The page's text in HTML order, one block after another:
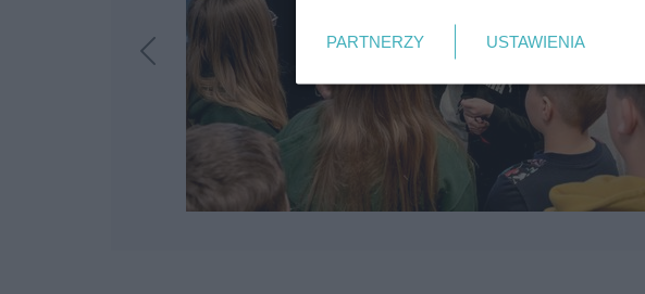
PARTNERZY USTAWIENIA